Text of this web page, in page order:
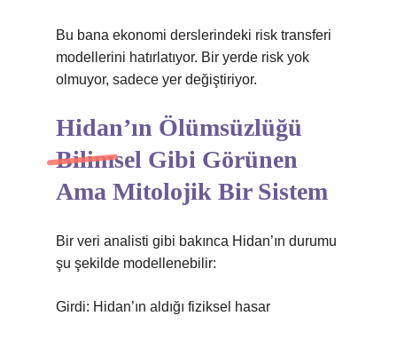
Bu bana ekonomi derslerindeki risk transferi
modellerini hatırlatıyor. Bir yerde risk yok
olmuyor, sadece yer değiştiriyor.
Hidan’ın Ölümsüzlüğü
Bilimsel Gibi Görünen
Ama Mitolojik Bir Sistem
Bir veri analisti gibi bakınca Hidan’ın durumu
şu şekilde modellenebilir:
Girdi: Hidan’ın aldığı fiziksel hasar